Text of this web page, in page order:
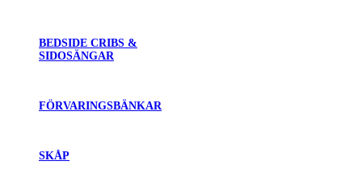
BEDSIDE CRIBS &
SIDOSÄNGAR
FÖRVARINGSBÄNKAR
SKÅP